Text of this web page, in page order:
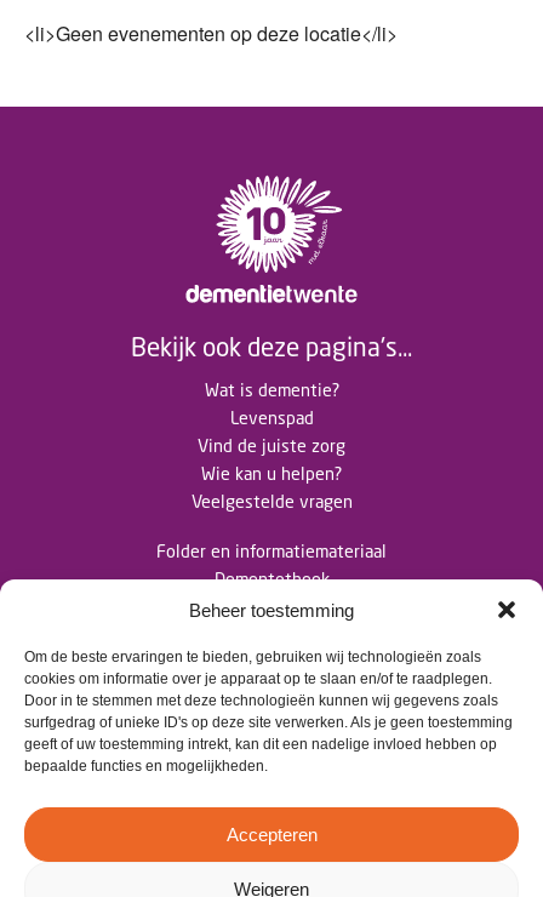
Beheer toestemming
Om de beste ervaringen te bieden, gebruiken wij technologieën zoals
cookies om informatie over je apparaat op te slaan en/of te raadplegen.
Door in te stemmen met deze technologieën kunnen wij gegevens zoals
surfgedrag of unieke ID's op deze site verwerken. Als je geen toestemming
geeft of uw toestemming intrekt, kan dit een nadelige invloed hebben op
bepaalde functies en mogelijkheden.
Accepteren
Weigeren
<li>Geen evenementen op deze locatie</li>
Bekijk ook deze pagina's...
Wat is dementie?
Levenspad
Vind de juiste zorg
Wie kan u helpen?
Veelgestelde vragen
Folder en informatiemateriaal
Dementotheek
Nieuwsberichten
Contact
>info@dementietwente.nl
>